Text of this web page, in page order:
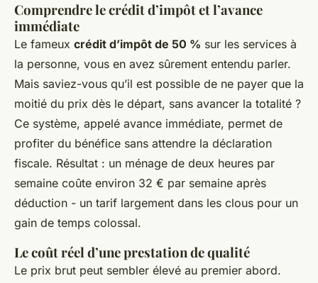
Comprendre le crédit d’impôt et l’avance
immédiate
Le fameux crédit d’impôt de 50 % sur les services à
la personne, vous en avez sûrement entendu parler.
Mais saviez-vous qu’il est possible de ne payer que la
moitié du prix dès le départ, sans avancer la totalité ?
Ce système, appelé avance immédiate, permet de
profiter du bénéfice sans attendre la déclaration
fiscale. Résultat : un ménage de deux heures par
semaine coûte environ 32 € par semaine après
déduction - un tarif largement dans les clous pour un
gain de temps colossal.
Le coût réel d’une prestation de qualité
Le prix brut peut sembler élevé au premier abord.